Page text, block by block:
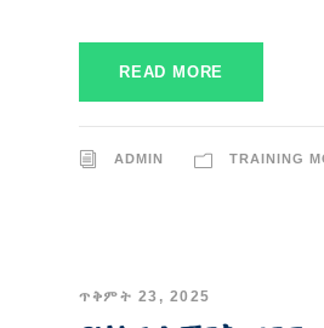
READ MORE
ADMIN TRAINING
ጥቅምት 23, 2025